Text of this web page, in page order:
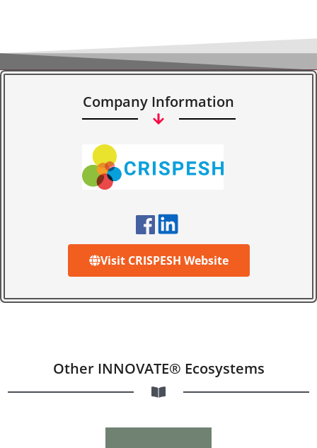
Company Information
Visit CRISPESH Website
Other INNOVATE® Ecosystems